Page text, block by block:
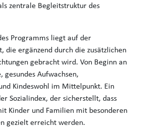
zentrale Begleitstruktur des
Programms liegt auf der
die ergänzend durch die zusätzlichen
gebracht wird. Von Beginn an
gesundes Aufwachsen,
Kindeswohl im Mittelpunkt. Ein
Sozialindex, der sicherstellt, dass
Kinder und Familien mit besonderen
gezielt erreicht werden.